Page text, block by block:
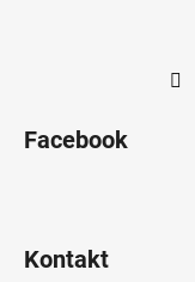
Facebook
Kontakt